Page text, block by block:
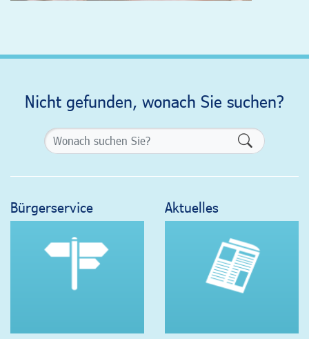
Nicht gefunden, wonach Sie suchen?
Bürgerservice Aktuelles